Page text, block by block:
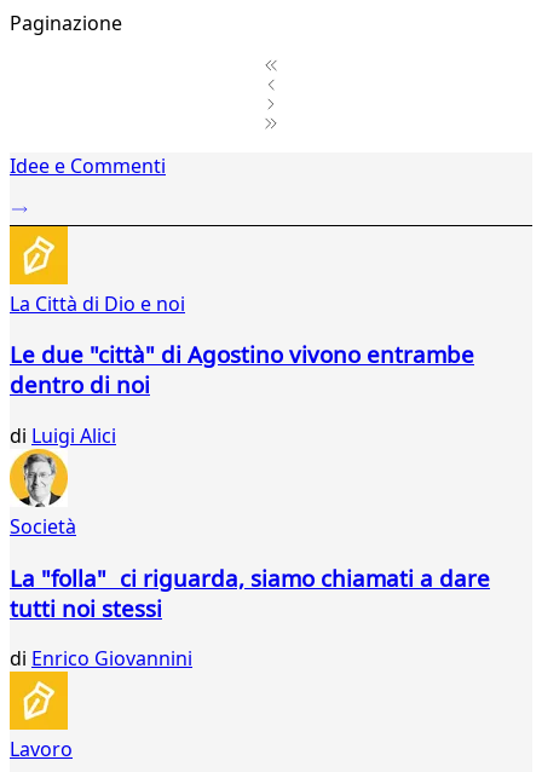
Paginazione
2Idee e Commenti
La Città di Dio e noi
Le due "città" di Agostino vivono entrambe
dentro di noi
di Luigi Alici
Società
La "folla" ci riguarda, siamo chiamati a dare
tutti noi stessi
di Enrico Giovannini
Lavoro